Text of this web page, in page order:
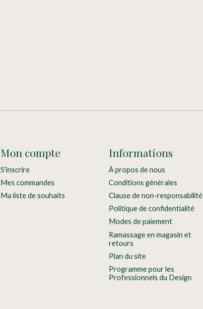
Mon compte
S'inscrire
Mes commandes
Ma liste de souhaits
Informations
À propos de nous
Conditions générales
Clause de non-responsabilité
Politique de confidentialité
Modes de paiement
Ramassage en magasin et
retours
Plan du site
Programme pour les
Professionnels du Design